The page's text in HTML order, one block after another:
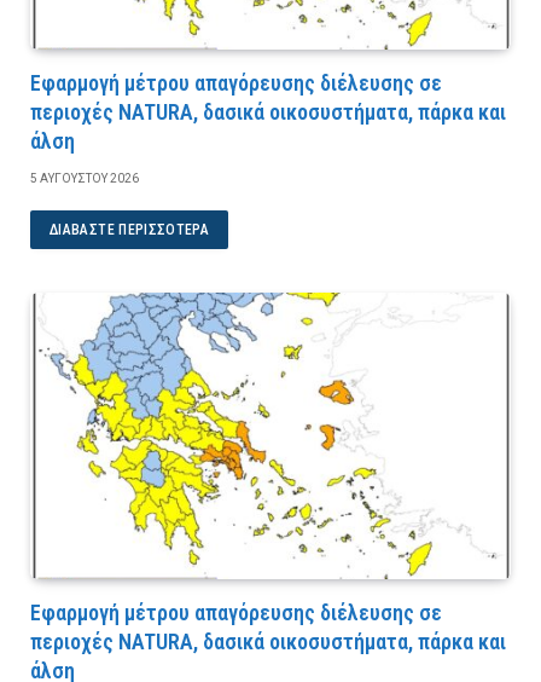
Εφαρμογή μέτρου απαγόρευσης διέλευσης σε
περιοχές NATURA, δασικά οικοσυστήματα, πάρκα και
άλση
5 ΑΥΓΟΎΣΤΟΥ 2026
ΔΙΑΒΆΣΤΕ ΠΕΡΙΣΣΌΤΕΡΑ
Εφαρμογή μέτρου απαγόρευσης διέλευσης σε
περιοχές NATURA, δασικά οικοσυστήματα, πάρκα και
άλση